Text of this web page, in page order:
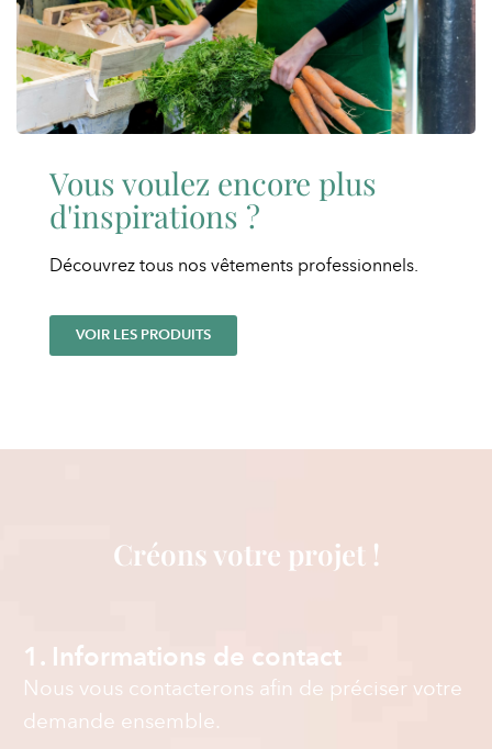
Vous voulez encore plus
d'inspirations ?
Découvrez tous nos vêtements professionnels.
VOIR LES PRODUITS
Créons votre projet !
1. Informations de contact
Nous vous contacterons afin de préciser votre
demande ensemble.